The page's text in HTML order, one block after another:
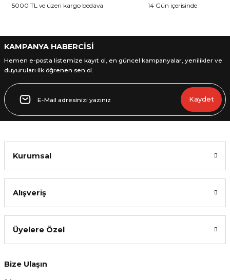
5000 TL ve üzeri kargo bedava
14 Gün içerisinde
KAMPANYA HABERCİSİ
Hemen e-posta listemize kayıt ol, en güncel kampanyalar, yenilikler ve
duyuruları ilk öğrenen sen ol.
Kaydet
Kurumsal
Alışveriş
Üyelere Özel
Bize Ulaşın